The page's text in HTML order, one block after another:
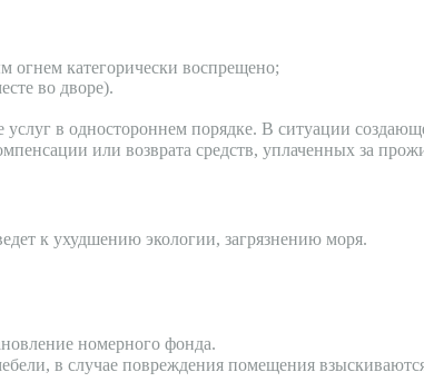
огнем категорически воспрещено;
во дворе).
в одностороннем порядке. В ситуации
или возврата средств, уплаченных за
к ухудшению экологии, загрязнению моря.
номерного фонда.
в случае повреждения помещения